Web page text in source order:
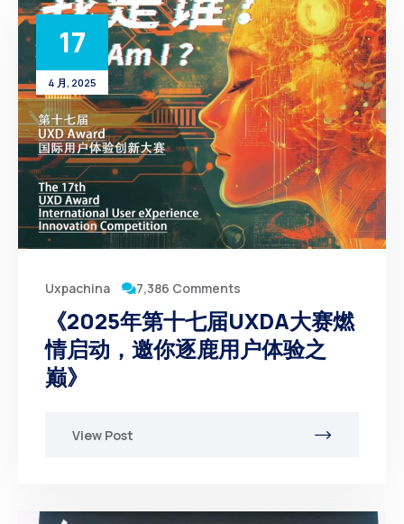
17
4 月, 2025
Uxpachina 7,386 Comments
《2025年第十七届UXDA大赛燃
情启动，邀你逐鹿用户体验之
巅》
View Post